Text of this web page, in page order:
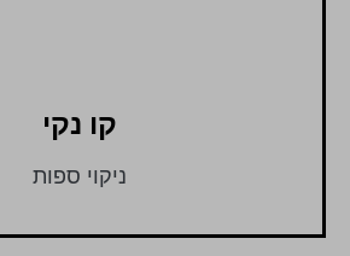
קו נקי
ניקוי ספות